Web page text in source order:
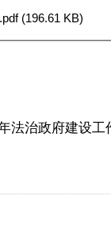
(196.61 KB)
法治政府建设